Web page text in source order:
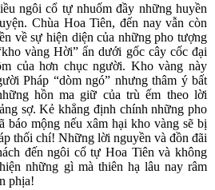
ngôi cổ tự nhuốm đầy những huyền
Chùa Hoa Tiên, đến nay vẫn còn
về sự hiện diện của những pho tượng
vàng Hời” ẩn dưới gốc cây cốc đại
của hơn chục người. Kho vàng này
Pháp “dòm ngó” nhưng thâm ý bất
hồn ma giữ của trù ếm theo lời
sợ. Kẻ khẳng định chính những pho
báo mộng nếu xâm hại kho vàng sẽ bị
thối chí! Những lời nguyền và đồn đãi
đến ngôi cổ tự Hoa Tiên và không
những gì mà thiên hạ lâu nay râm
phịa!